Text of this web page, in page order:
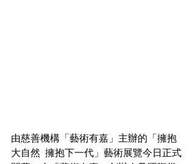
由慈善機構「藝術有嘉」主辦的「擁抱
大自然  擁抱下一代」藝術展覽今日正式